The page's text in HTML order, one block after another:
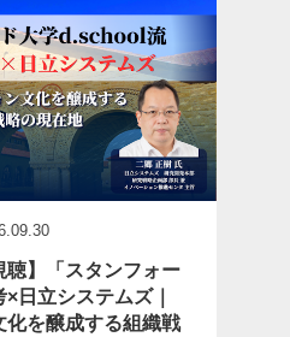
聴】「スタンフォー
×日立システムズ｜
化を醸成する組織戦